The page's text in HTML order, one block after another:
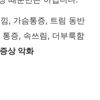
, 가슴통증, 트림 동반
증, 속쓰림, 더부룩함
상 악화